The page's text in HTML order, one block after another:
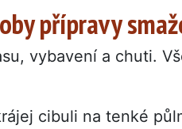
přípravy
vybavení a chuti.
cibuli na tenké